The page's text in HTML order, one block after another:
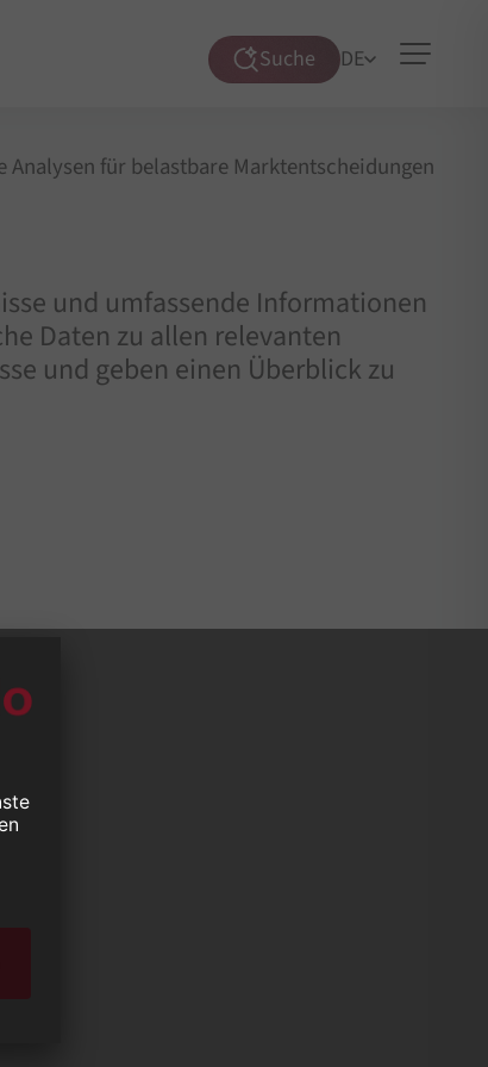
Suche
Suche
DE
Analysen für belastbare Marktentscheidungen
und umfassende Informationen
Daten zu allen relevanten
und geben einen Überblick zu